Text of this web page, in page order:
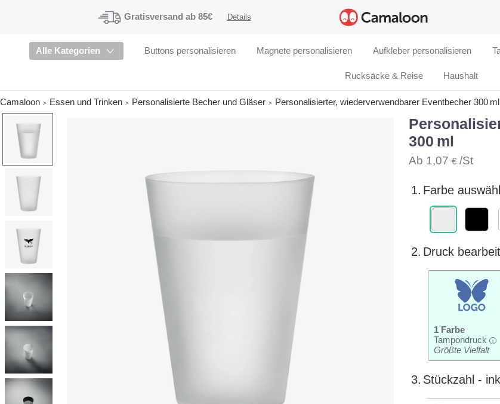
Gratisversand ab 85€ Details
Alle Kategorien Buttons personalisieren Magnete personalisieren Aufkleber personalisieren
Rucksäcke & Reise Haushalt
Camaloon Essen und Trinken Personalisierte Becher und Gläser Personalisierter, wiederverwendbarer Eventbecher 300 ml
300 ml
Ab 1,07 €/St
1. Farbe
2. Druck
1 Farbe
Tampondruck
i
Größte Vielfalt
3. Stückzahl -